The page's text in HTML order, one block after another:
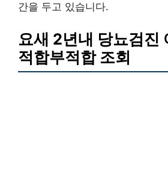
간을 두고 있습니다.
요새 2년내 당뇨검진
적합부적합 조회